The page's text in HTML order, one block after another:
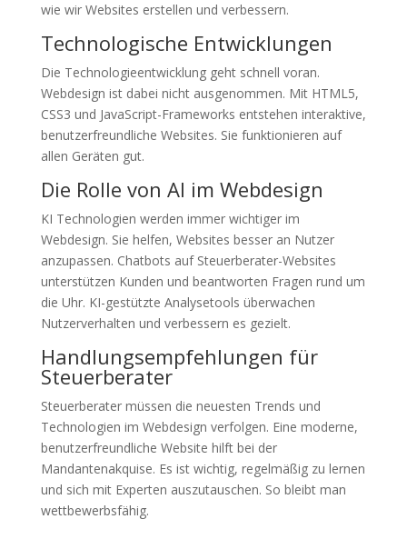
wie wir Websites erstellen und verbessern.
Technologische Entwicklungen
Die Technologieentwicklung geht schnell voran.
Webdesign ist dabei nicht ausgenommen. Mit HTML5,
CSS3 und JavaScript-Frameworks entstehen interaktive,
benutzerfreundliche Websites. Sie funktionieren auf
allen Geräten gut.
Die Rolle von AI im Webdesign
KI Technologien werden immer wichtiger im
Webdesign. Sie helfen, Websites besser an Nutzer
anzupassen. Chatbots auf Steuerberater-Websites
unterstützen Kunden und beantworten Fragen rund um
die Uhr. KI-gestützte Analysetools überwachen
Nutzerverhalten und verbessern es gezielt.
Handlungsempfehlungen für
Steuerberater
Steuerberater müssen die neuesten Trends und
Technologien im Webdesign verfolgen. Eine moderne,
benutzerfreundliche Website hilft bei der
Mandantenakquise. Es ist wichtig, regelmäßig zu lernen
und sich mit Experten auszutauschen. So bleibt man
wettbewerbsfähig.